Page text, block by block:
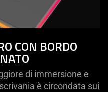
CON BORDO
di immersione e
è circondata sui